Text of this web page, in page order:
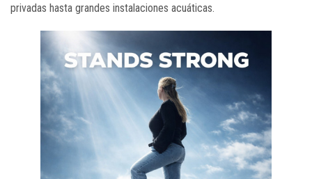
privadas hasta grandes instalaciones acuáticas.